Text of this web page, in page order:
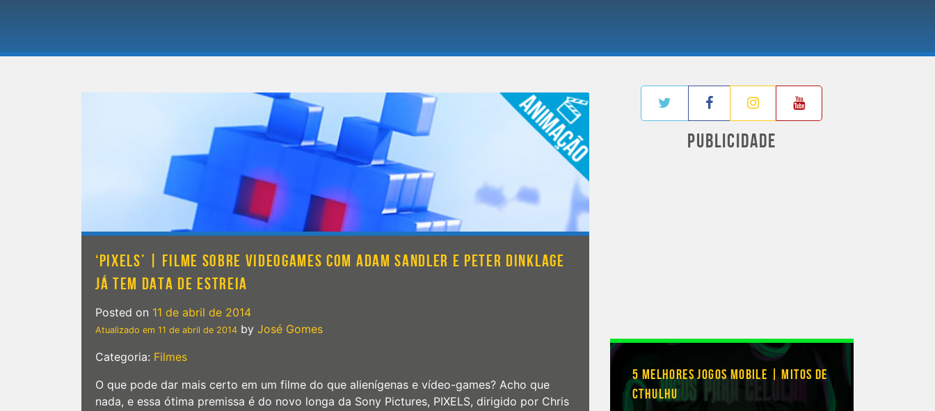
‘PIXELS’ | FILME SOBRE VIDEOGAMES COM ADAM SANDLER E PETER DINKLAGE
JÁ TEM DATA DE ESTREIA
Posted on 11 de abril de 2014
Atualizado em 11 de abril de 2014 by José Gomes
Categoria: Filmes
O que pode dar mais certo em um filme do que alienígenas e vídeo-games? Acho que
nada, e essa ótima premissa é do novo longa da Sony Pictures, PIXELS, dirigido por Chris
PUBLICIDADE
5 MELHORES JOGOS MOBILE | MITOS DE
CTHULHU